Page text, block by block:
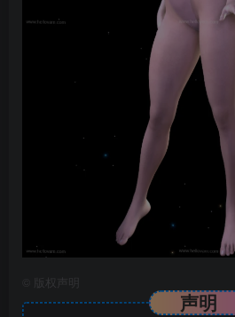
版权声明
声明